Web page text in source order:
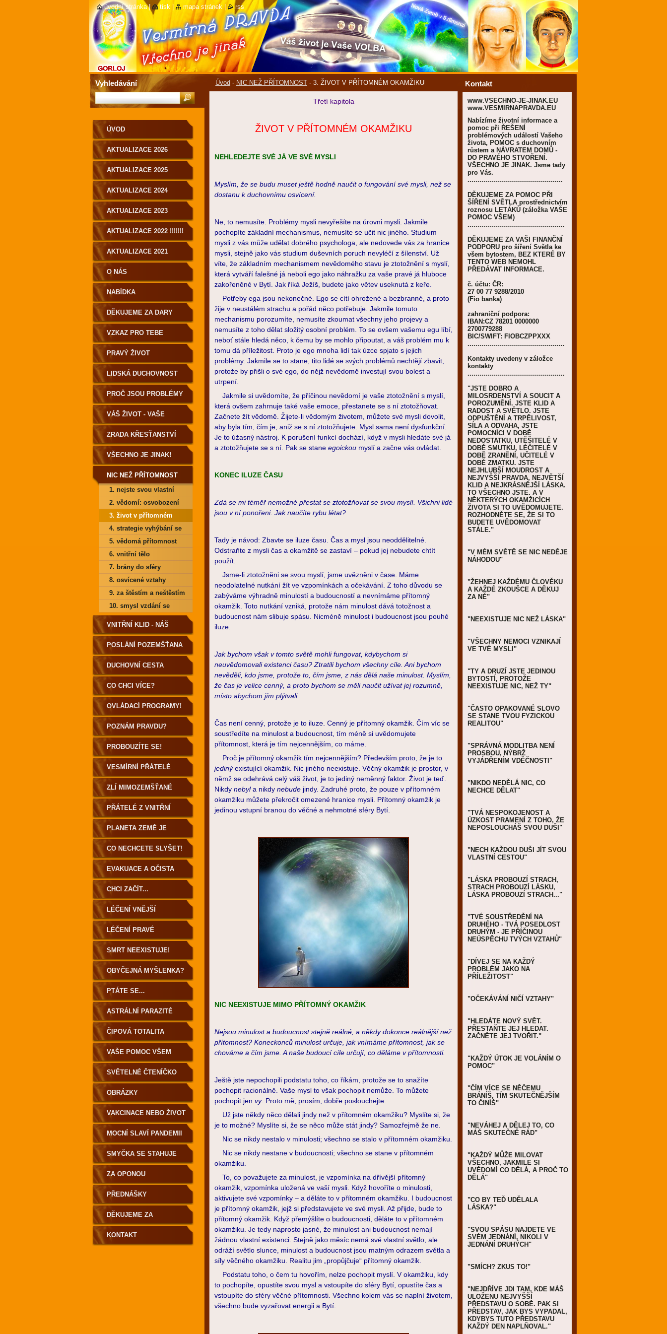
Úvod - NIC NEŽ PŘÍTOMNOST - 3. ŽIVOT V PŘÍTOMNÉM OKAMŽIKU
Třetí kapitola
ŽIVOT V PŘÍTOMNÉM OKAMŽIKU
NEHLEDEJTE SVÉ JÁ VE SVÉ MYSLI
Myslím, že se budu muset ještě hodně naučit o fungování své mysli, než se
dostanu k duchovnímu osvícení.
Ne, to nemusíte. Problémy mysli nevyřešíte na úrovni mysli. Jakmile
pochopíte základní mechanismus, nemusíte se učit nic jiného. Studium
mysli z vás může udělat dobrého psychologa, ale nedovede vás za hranice
mysli, stejně jako vás studium duševních poruch nevyléčí z šílenství. Už
víte, že základním mechanismem nevědomého stavu je ztotožnění s myslí,
která vytváří falešné já neboli ego jako náhražku za vaše pravé já hluboce
zakořeněné v Bytí. Jak říká Ježíš, budete jako větev useknutá z keře.
Potřeby ega jsou nekonečné. Ego se cítí ohrožené a bezbranné, a proto
žije v neustálém strachu a pořád něco potřebuje. Jakmile tomuto
mechanismu porozumíte, nemusíte zkoumat všechny jeho projevy a
nemusíte z toho dělat složitý osobní problém. To se ovšem vašemu egu líbí,
neboť stále hledá něco, k čemu by se mohlo připoutat, a váš problém mu k
tomu dá příležitost. Proto je ego mnoha lidí tak úzce spjato s jejich
problémy. Jakmile se to stane, tito lidé se svých problémů nechtějí zbavit,
protože by přišli o své ego, do nějž nevědomě investují svou bolest a
utrpení.
Jakmile si uvědomíte, že příčinou nevědomí je vaše ztotožnění s myslí,
která ovšem zahrnuje také vaše emoce, přestanete se s ní ztotožňovat.
Začnete žít vědomě. Žijete-li vědomým životem, můžete své mysli dovolit,
aby byla tím, čím je, aniž se s ní ztotožňujete. Mysl sama není dysfunkční.
Je to úžasný nástroj. K porušení funkcí dochází, když v mysli hledáte své já
a ztotožňujete se s ní. Pak se stane egoickou myslí a začne vás ovládat.
KONEC ILUZE ČASU
Zdá se mi téměř nemožné přestat se ztotožňovat se svou myslí. Všichni lidé
jsou v ní ponořeni. Jak naučíte rybu létat?
Tady je návod: Zbavte se iluze času. Čas a mysl jsou neoddělitelné.
Odstraňte z mysli čas a okamžitě se zastaví – pokud jej nebudete chtít
použít.
Jsme-li ztotožněni se svou myslí, jsme uvězněni v čase. Máme
neodolatelné nutkání žít ve vzpomínkách a očekávání. Z toho důvodu se
zabýváme výhradně minulostí a budoucností a nevnímáme přítomný
okamžik. Toto nutkání vzniká, protože nám minulost dává totožnost a
budoucnost nám slibuje spásu. Nicméně minulost i budoucnost jsou pouhé
iluze.
Jak bychom však v tomto světě mohli fungovat, kdybychom si
neuvědomovali existenci času? Ztratili bychom všechny cíle. Ani bychom
nevěděli, kdo jsme, protože to, čím jsme, z nás dělá naše minulost. Myslím,
že čas je velice cenný, a proto bychom se měli naučit užívat jej rozumně,
místo abychom jím plýtvali.
Čas není cenný, protože je to iluze. Cenný je přítomný okamžik. Čím víc se
soustředíte na minulost a budoucnost, tím méně si uvědomujete
přítomnost, která je tím nejcennějším, co máme.
Proč je přítomný okamžik tím nejcennějším? Především proto, že je to
jedinýexistující okamžik. Nic jiného neexistuje. Věčný okamžik je prostor, v
němž se odehrává celý váš život, je to jediný neměnný faktor. Život je teď.
Nikdy nebyla nikdy nebude jindy. Zadruhé proto, že pouze v přítomném
okamžiku můžete překročit omezené hranice mysli. Přítomný okamžik je
jedinou vstupní branou do věčné a nehmotné sféry Bytí.
NIC NEEXISTUJE MIMO PŘÍTOMNÝ OKAMŽIK
Nejsou minulost a budoucnost stejně reálné, a někdy dokonce reálnější než
přítomnost? Koneckonců minulost určuje, jak vnímáme přítomnost, jak se
chováme a čím jsme. A naše budoucí cíle určují, co děláme v přítomnosti.
Ještě jste nepochopili podstatu toho, co říkám, protože se to snažíte
pochopit racionálně. Vaše mysl to však pochopit nemůže. To můžete
pochopit jen vy. Proto mě, prosím, dobře poslouchejte.
Už jste někdy něco dělali jindy než v přítomném okamžiku? Myslíte si, že
je to možné? Myslíte si, že se něco může stát jindy? Samozřejmě že ne.
Nic se nikdy nestalo v minulosti; všechno se stalo v přítomném okamžiku.
Nic se nikdy nestane v budoucnosti; všechno se stane v přítomném
okamžiku.
To, co považujete za minulost, je vzpomínka na dřívější přítomný
okamžik, vzpomínka uložená ve vaší mysli. Když hovoříte o minulosti,
aktivujete své vzpomínky – a děláte to v přítomném okamžiku. I budoucnost
je přítomný okamžik, jejž si představujete ve své mysli. Až přijde, bude to
přítomný okamžik. Když přemýšlíte o budoucnosti, děláte to v přítomném
okamžiku. Je tedy naprosto jasné, že minulost ani budoucnost nemají
žádnou vlastní existenci. Stejně jako měsíc nemá své vlastní světlo, ale
odráží světlo slunce, minulost a budoucnost jsou matným odrazem světla a
síly věčného okamžiku. Realitu jim „propůjčuje“ přítomný okamžik.
Podstatu toho, o čem tu hovořím, nelze pochopit myslí. V okamžiku, kdy
to pochopíte, opustíte svou mysl a vstoupíte do sféry Bytí, opustíte čas a
vstoupíte do sféry věčné přítomnosti. Všechno kolem vás se naplní životem,
všechno bude vyzařovat energii a Bytí.
ÚVOD
AKTUALIZACE 2026
AKTUALIZACE 2025
AKTUALIZACE 2024
AKTUALIZACE 2023
AKTUALIZACE 2022 !!!!!!!
AKTUALIZACE 2021
O NÁS
NABÍDKA
DĚKUJEME ZA DARY
VZKAZ PRO TEBE
PRAVÝ ŽIVOT
LIDSKÁ DUCHOVNOST
PRO POZEMŠŤANY!
PROČ JSOU PROBLÉMY
A NEMOCI?
VÁŠ ŽIVOT - VAŠE
VOLBA
ZRADA KŘESŤANSTVÍ
VŠECHNO JE JINAK!
NIC NEŽ PŘÍTOMNOST
1. nejste svou vlastní
myslí
2. vědomí: osvobození
od bolesti
3. život v přítomném
okamžiku
4. strategie vyhýbání se
přítomnému okamžiku
5. vědomá přítomnost
6. vnitřní tělo
7. brány do sféry
neviditelného bytí
8. osvícené vztahy
9. za štěstím a neštěstím
je klid
10. smysl vzdání se
VNITŘNÍ KLID - NÁŠ
DOMOV
POSLÁNÍ POZEMŠŤANA
DUCHOVNÍ CESTA
POZEMŠŤANA
CO CHCI VÍCE?
OVLÁDACÍ PROGRAMY!
POZNÁM PRAVDU?
PROBOUZÍTE SE!
VESMÍRNÍ PŘÁTELÉ
ZLÍ MIMOZEMŠŤANÉ
PŘÁTELÉ Z VNITŘNÍ
ZEMĚ
PLANETA ZEMĚ JE
DUTÁ!
CO NECHCETE SLYŠET!
EVAKUACE A OČISTA
ZEMĚ
CHCI ZAČÍT...
LÉČENÍ VNĚJŠÍ
LÉČENÍ PRAVÉ
SMRT NEEXISTUJE!
OBYČEJNÁ MYŠLENKA?
PTÁTE SE...
ASTRÁLNÍ PARAZITÉ
ČIPOVÁ TOTALITA
VAŠE POMOC VŠEM
SVĚTELNÉ ČTENÍČKO
OBRÁZKY
VAKCINACE NEBO ŽIVOT
MOCNÍ SLAVÍ PANDEMII
SMYČKA SE STAHUJE
ZA OPONOU
PŘEDNÁŠKY
DĚKUJEME ZA
PODPORU
KONTAKT
Kontakt
www.VSECHNO-JE-JINAK.EU
www.VESMIRNAPRAVDA.EU
Nabízíme životní informace a
pomoc při ŘEŠENÍ
problémových událostí Vašeho
života, POMOC s duchovním
růstem a NÁVRATEM DOMŮ -
DO PRAVÉHO STVOŘENÍ.
VŠECHNO JE JINAK. Jsme tady
pro Vás.
................................................
DĚKUJEME ZA POMOC PŘI
ŠÍŘENÍ SVĚTLA prostřednictvím
roznosu LETÁKŮ (záložka VAŠE
POMOC VŠEM)
.................................................
DĚKUJEME ZA VAŠI FINANČNÍ
PODPORU pro šíření Světla ke
všem bytostem, BEZ KTERÉ BY
TENTO WEB NEMOHL
PŘEDÁVAT INFORMACE.
č. účtu: ČR:
27 00 77 9288/2010
(Fio banka)
zahraniční podpora:
IBAN:CZ 78201 0000000
2700779288
BIC/SWIFT: FIOBCZPPXXX
.................................................
Kontakty uvedeny v záložce
kontakty
.................................................
"JSTE DOBRO A
MILOSRDENSTVÍ A SOUCIT A
POROZUMĚNÍ. JSTE KLID A
RADOST A SVĚTLO. JSTE
ODPUŠTĚNÍ A TRPĚLIVOST,
SÍLA A ODVAHA, JSTE
POMOCNÍCI V DOBĚ
NEDOSTATKU, UTĚŠITELÉ V
DOBĚ SMUTKU, LÉČITELÉ V
DOBĚ ZRANĚNÍ, UČITELÉ V
DOBĚ ZMATKU. JSTE
NEJHLUBŠÍ MOUDROST A
NEJVYŠŠÍ PRAVDA, NEJVĚTŠÍ
KLID A NEJKRÁSNĚJŠÍ LÁSKA.
TO VŠECHNO JSTE. A V
NĚKTERÝCH OKAMŽICÍCH
ŽIVOTA SI TO UVĚDOMUJETE.
ROZHODNĚTE SE, ŽE SI TO
BUDETE UVĚDOMOVAT
STÁLE."
"V MÉM SVĚTĚ SE NIC NEDĚJE
NÁHODOU"
"ŽEHNEJ KAŽDÉMU ČLOVĚKU
A KAŽDÉ ZKOUŠCE A DĚKUJ
ZA NĚ"
"NEEXISTUJE NIC NEŽ LÁSKA"
"VŠECHNY NEMOCI VZNIKAJÍ
VE TVÉ MYSLI"
"TY A DRUZÍ JSTE JEDINOU
BYTOSTÍ, PROTOŽE
NEEXISTUJE NIC, NEŽ TY"
"ČASTO OPAKOVANÉ SLOVO
SE STANE TVOU FYZICKOU
REALITOU"
"SPRÁVNÁ MODLITBA NENÍ
PROSBOU, NÝBRŽ
VYJÁDŘENÍM VDĚČNOSTI"
"NIKDO NEDĚLÁ NIC, CO
NECHCE DĚLAT"
"TVÁ NESPOKOJENOST A
ÚZKOST PRAMENÍ Z TOHO, ŽE
NEPOSLOUCHÁŠ SVOU DUŠI"
"NECH KAŽDOU DUŠI JÍT SVOU
VLASTNÍ CESTOU"
"LÁSKA PROBOUZÍ STRACH,
STRACH PROBOUZÍ LÁSKU,
LÁSKA PROBOUZÍ STRACH..."
"TVÉ SOUSTŘEDĚNÍ NA
DRUHÉHO - TVÁ POSEDLOST
DRUHÝM - JE PŘÍČINOU
NEÚSPĚCHU TVÝCH VZTAHŮ"
"DÍVEJ SE NA KAŽDÝ
PROBLÉM JAKO NA
PŘÍLEŽITOST"
"OČEKÁVÁNÍ NIČÍ VZTAHY"
"HLEDÁTE NOVÝ SVĚT.
PŘESTAŇTE JEJ HLEDAT.
ZAČNĚTE JEJ TVOŘIT."
"KAŽDÝ ÚTOK JE VOLÁNÍM O
POMOC"
"ČÍM VÍCE SE NĚČEMU
BRÁNÍŠ, TÍM SKUTEČNĚJŠÍM
TO ČINÍŠ"
"NEVÁHEJ A DĚLEJ TO, CO
MÁŠ SKUTEČNĚ RÁD"
"KAŽDÝ MŮŽE MILOVAT
VŠECHNO, JAKMILE SI
UVĚDOMÍ CO DĚLÁ, A PROČ TO
DĚLÁ"
"CO BY TEĎ UDĚLALA
LÁSKA?"
"SVOU SPÁSU NAJDETE VE
SVÉM JEDNÁNÍ, NIKOLI V
JEDNÁNÍ DRUHÝCH"
"SMÍCH? ZKUS TO!"
"NEJDŘÍVE JDI TAM, KDE MÁŠ
ULOŽENU NEJVYŠŠÍ
PŘEDSTAVU O SOBĚ. PAK SI
PŘEDSTAV, JAK BYS VYPADAL,
KDYBYS TUTO PŘEDSTAVU
KAŽDÝ DEN NAPLŇOVAL."
Vyhledávání
úvodní stránka | tisk mapa stránek rss